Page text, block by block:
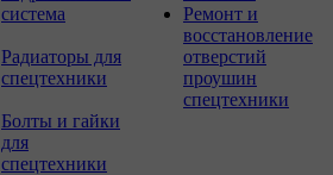
система
Радиаторы для
спецтехники
Болты и гайки
для
спецтехники
Ремонт и
восстановление
отверстий
проушин
спецтехники